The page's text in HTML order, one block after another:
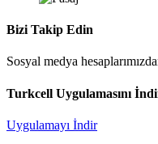
Bizi Takip Edin
Sosyal medya
Turkcell Uygulamasını
Uygulamayı İndir